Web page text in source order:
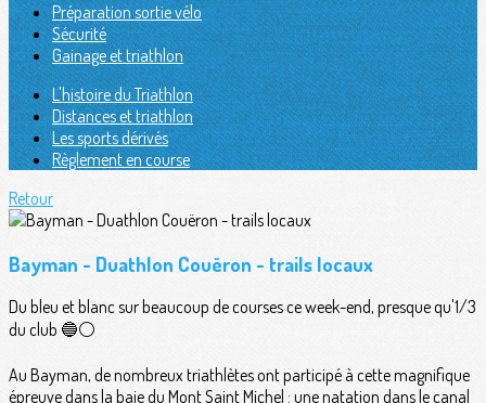
Préparation sortie vélo
Sécurité
Gainage et triathlon
L'histoire du Triathlon
Distances et triathlon
Les sports dérivés
Règlement en course
Retour
Bayman - Duathlon Couëron - trails locaux
Du bleu et blanc sur beaucoup de courses ce week-end, presque qu'1/3
du club 🔵⚪️
Au Bayman, de nombreux triathlètes ont participé à cette magnifique
épreuve dans la baie du Mont Saint Michel : une natation dans le canal